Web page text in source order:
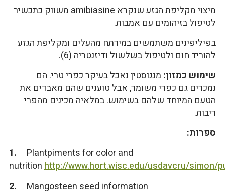
מיצוי מקליפת הגזע שנקרא amibiasine משווק כתכשיר
לטיפול בזיהומים עם אמבות.
בפיליפינים משתמשים במירתח מהעלים ומקליפת הגזע
להוריד חום ולטיפול בשלשול ודיזנטריה (6).
שימוש כמזון: מנגוסטין נאכל בעיקר כפרי טרי. הם
נמכרים גם כפרי משומר, אבל טוענים שהם מאבדים את
הטעם המיוחד שלהם בשימוש. במלאיה מכינים מהפרי
ריבות.
ספרות:
1. Plantpiments for color and
nutritionhttp://www.hort.wisc.edu/usdavcru/simon/
2. Mangosteen seed information